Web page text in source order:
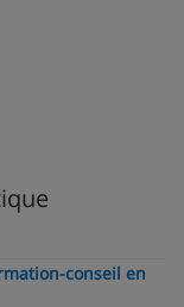
conseil en